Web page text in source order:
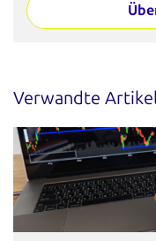
Verwandte